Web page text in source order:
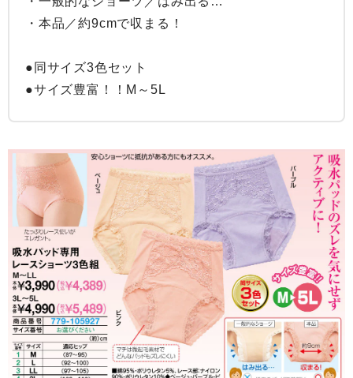
・本品／約9cmで収まる！
●同サイズ3色セット
●サイズ豊富！！M～5L